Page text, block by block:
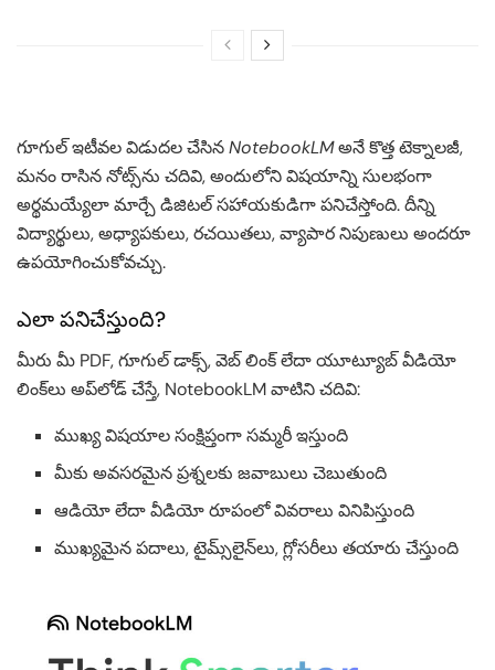
గూగుల్ ఇటీవల విడుదల చేసినNotebookLMఅనే కొత్త టెక్నాలజీ,
మనం రాసిన నోట్స్‌ను చదివి, అందులోని విషయాన్ని సులభంగా
అర్థమయ్యేలా మార్చే డిజిటల్ సహాయకుడిగా పనిచేస్తోంది. దీన్ని
విద్యార్థులు, అధ్యాపకులు, రచయితలు, వ్యాపార నిపుణులు అందరూ
ఉపయోగించుకోవచ్చు.
ఎలా పనిచేస్తుంది?
మీరు మీ PDF, గూగుల్ డాక్స్, వెబ్ లింక్ లేదా యూట్యూబ్ వీడియో
లింక్‌లు అప్‌లోడ్ చేస్తే, NotebookLM వాటిని చదివి:
ముఖ్య విషయాల సంక్షిప్తంగా సమ్మరీ ఇస్తుంది
మీకు అవసరమైన ప్రశ్నలకు జవాబులు చెబుతుంది
ఆడియో లేదా వీడియో రూపంలో వివరాలు వినిపిస్తుంది
ముఖ్యమైన పదాలు, టైమ్స్‌లైన్‌లు, గ్లోసరీలు తయారు చేస్తుంది